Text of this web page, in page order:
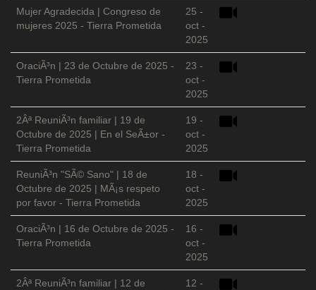
Mujer Agradecida | Congreso de
mujeres 2025 - Tierra Prometida
25 -
oct -
2025
OraciÃ³n | 23 de Octubre de 2025 -
Tierra Prometida
23 -
oct -
2025
2Âª ReuniÃ³n familiar | 19 de
Octubre de 2025 | En el SeÃ±or -
Tierra Prometida
19 -
oct -
2025
ReuniÃ³n "SÃ© Sano" | 18 de
Octubre de 2025 | MÃ¡s respeto
por favor - Tierra Prometida
18 -
oct -
2025
OraciÃ³n | 16 de Octubre de 2025 -
Tierra Prometida
16 -
oct -
2025
2Âª ReuniÃ³n familiar | 12 de
12 -